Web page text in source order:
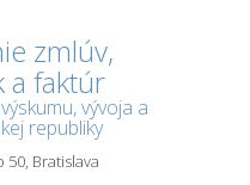
zmlúv,
a faktúr
vývoja a
republiky
50, Bratislava